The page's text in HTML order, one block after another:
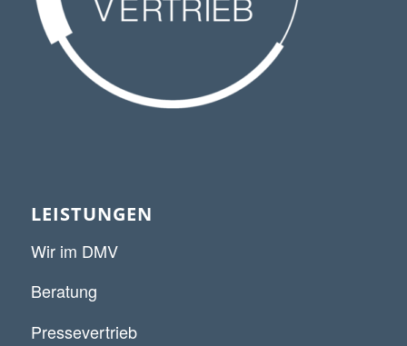
LEISTUNGEN
Wir im DMV
Beratung
Pressevertrieb